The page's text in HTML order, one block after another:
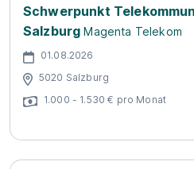
Schwerpunkt
SalzburgMagenta Telekom
01.08.2026
5020 Salzburg
1.000 - 1.530 € pro Monat